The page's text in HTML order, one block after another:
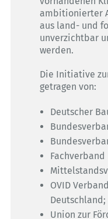
ambitionierter
aus land- und
unverzichtbar
werden.
Die Initiative
getragen von:
Deutscher
Fachverband
OVID
Deutschland;
Union zur